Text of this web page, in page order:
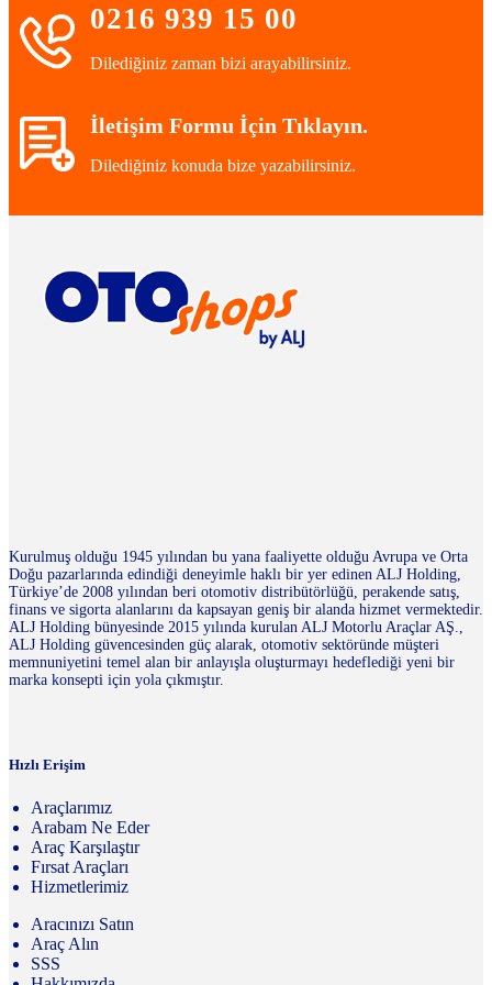
0216 939 15 00
Dilediğiniz zaman bizi arayabilirsiniz.
İletişim Formu İçin Tıklayın.
Dilediğiniz konuda bize yazabilirsiniz.
Kurulmuş olduğu 1945 yılından bu yana faaliyette olduğu Avrupa ve Orta
Doğu pazarlarında edindiği deneyimle haklı bir yer edinen ALJ Holding,
Türkiye’de 2008 yılından beri otomotiv distribütörlüğü, perakende satış,
finans ve sigorta alanlarını da kapsayan geniş bir alanda hizmet vermektedir.
ALJ Holding bünyesinde 2015 yılında kurulan ALJ Motorlu Araçlar AŞ.,
ALJ Holding güvencesinden güç alarak, otomotiv sektöründe müşteri
memnuniyetini temel alan bir anlayışla oluşturmayı hedeflediği yeni bir
marka konsepti için yola çıkmıştır.
Hızlı Erişim
Araçlarımız
Arabam Ne Eder
Araç Karşılaştır
Fırsat Araçları
Hizmetlerimiz
Aracınızı Satın
Araç Alın
SSS